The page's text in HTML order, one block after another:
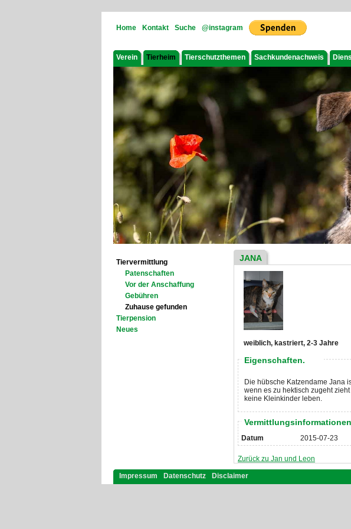
Home Kontakt Suche @instagram
Verein Tierheim Tierschutzthemen Sachkundenachweis
Tiervermittlung
Patenschaften
Vor der Anschaffung
Gebühren
Zuhause gefunden
Tierpension
Neues
JANA
weiblich, kastriert, 2-3 Jahre
Eigenschaften.
Die hübsche Katzendame Jana
wenn es zu hektisch zugeht
keine Kleinkinder leben.
Vermittlungsinformationen
Datum 2015-07-23
Zurück zu Jan und Leon
Impressum Datenschutz Disclaimer